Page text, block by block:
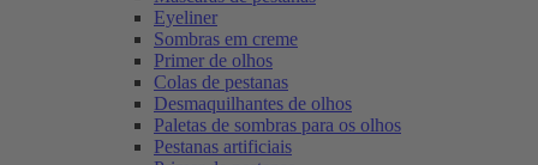
Eyeliner
Sombras em creme
Primer de olhos
Colas de pestanas
Desmaquilhantes de olhos
Paletas de sombras para os olhos
Pestanas artificiais